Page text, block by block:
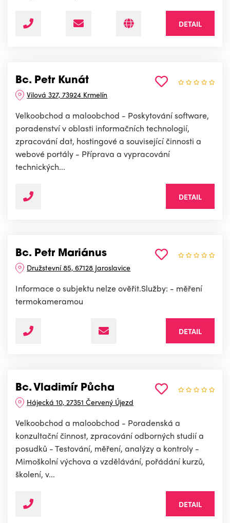
DETAIL
Bc. Petr Kunát
Vilová 327, 73924 Krmelín
Velkoobchod a maloobchod - Poskytování software,
poradenství v oblasti informačních technologií,
zpracování dat, hostingové a související činnosti a
webové portály - Příprava a vypracování
technických...
DETAIL
Bc. Petr Mariánus
Družstevní 85, 67128 Jaroslavice
Informace o subjektu nelze ověřit.Služby: - měření
termokameramou
DETAIL
Bc. Vladimír Půcha
Hájecká 10, 27351 Červený Újezd
Velkoobchod a maloobchod - Poradenská a
konzultační činnost, zpracování odborných studií a
posudků - Testování, měření, analýzy a kontroly -
Mimoškolní výchova a vzdělávání, pořádání kurzů,
školení, v...
DETAIL